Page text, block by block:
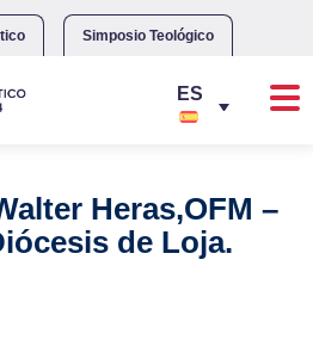
Simposio Teológico
Heras,OFM –
de Loja.